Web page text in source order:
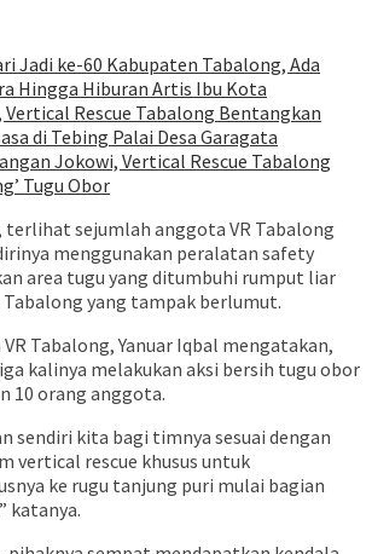
Jadi ke-60 Kabupaten Tabalong, Ada
Hingga Hiburan Artis Ibu Kota
Vertical Rescue Tabalong Bentangkan
di Tebing Palai Desa Garagata
Jokowi, Vertical Rescue Tabalong
Tugu Obor
terlihat sejumlah anggota VR Tabalong
menggunakan peralatan safety
area tugu yang ditumbuhi rumput liar
yang tampak berlumut.
Tabalong, Yanuar Iqbal mengatakan,
kalinya melakukan aksi bersih tugu obor
10 orang anggota.
sendiri kita bagi timnya sesuai dengan
vertical rescue khusus untuk
ke rugu tanjung puri mulai bagian
katanya.